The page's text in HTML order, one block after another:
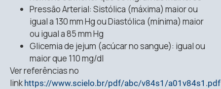
Pressão Arterial: Sistólica (máxima) maior ou
igual a 130 mm Hg ou Diastólica (mínima) maior
ou igual a 85 mm Hg
Glicemia de jejum (acúcar no sangue): igual ou
maior que 110 mg/dl
Ver referências no
link https://www.scielo.br/pdf/abc/v84s1/a01v84s1.pdf